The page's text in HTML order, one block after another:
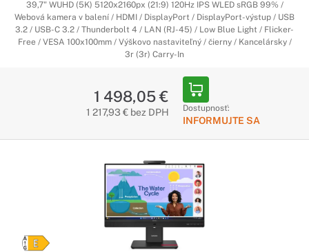
39,7" WUHD (5K) 5120x2160px (21:9) 120Hz IPS WLED sRGB 99% /
Webová kamera v balení / HDMI / DisplayPort / DisplayPort-výstup / USB
3.2 / USB-C 3.2 / Thunderbolt 4 / LAN (RJ-45) / Low Blue Light / Flicker-
Free / VESA 100x100mm / Výškovo nastaviteľný / čierny / Kancelársky /
3r (3r) Carry-In
1 498,05 €
1 217,93 € bez DPH Dostupnosť:
INFORMUJTE SA